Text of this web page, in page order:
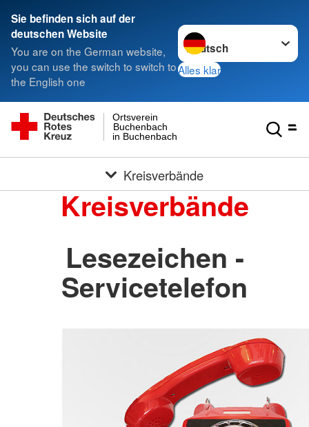
Sie befinden sich auf der
deutschen Website
You are on the German website,
you can use the switch to switch to
the English one
Sprache wechseln zu
Alles klar
in Buchenbach
Buchenbach
Ortsverein
Kreisverbände
Kreisverbände
Lesezeichen -
Servicetelefon